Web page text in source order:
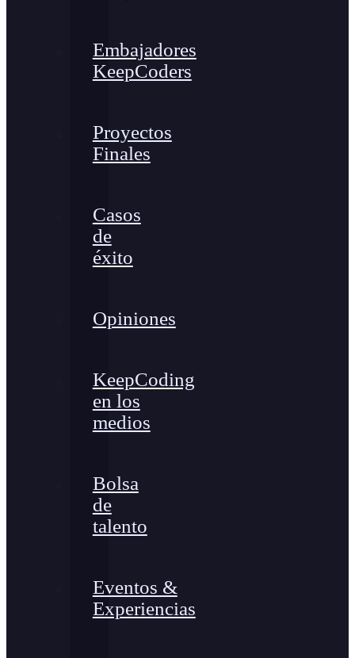
Embajadores
KeepCoders
Proyectos
Finales
Casos
de
éxito
Opiniones
KeepCoding
en los
medios
Bolsa
de
talento
Eventos &
Experiencias